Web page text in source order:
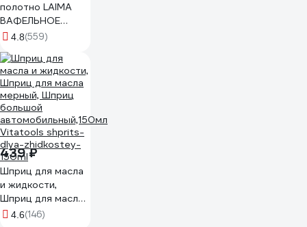
полотно LAIMA
ВАФЕЛЬНОЕ
отбеленное,
плотность 120 г/
м2 604753
4.8(559)
439 ₽
Шприц для масла
и жидкости,
Шприц для масла
мерный, Шприц
4.6(146)